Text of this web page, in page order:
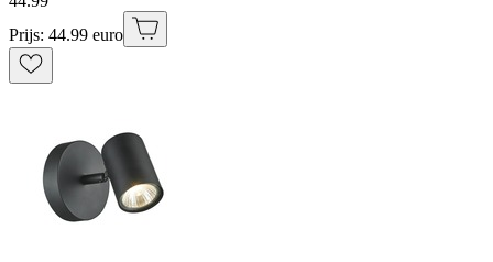
Prijs: 44.99 euro